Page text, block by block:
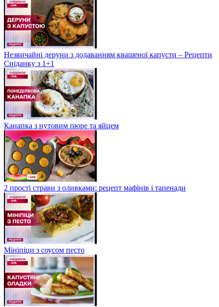
Незвичайні деруни з додаванням квашеної капусти – Рецепти
Сніданку з 1+1
Канапка з нутовим пюре та яйцем
2 прості страви з оливками: рецепт мафінів і тапенади
Мініпіци з соусом песто